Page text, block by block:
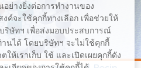
ย่างยิ่งต่อการทำงานของ
ค์จะใช้คุกกี้ทางเลือก เพื่อช่วยให้
ริษัทฯ เพื่อส่งมอบประสบการณ์
นได้ โดยบริษัทฯ จะไม่ใช้คุกกี้
ห้เราเก็บ ใช้ และเปิดเผยคุกกี้ดัง